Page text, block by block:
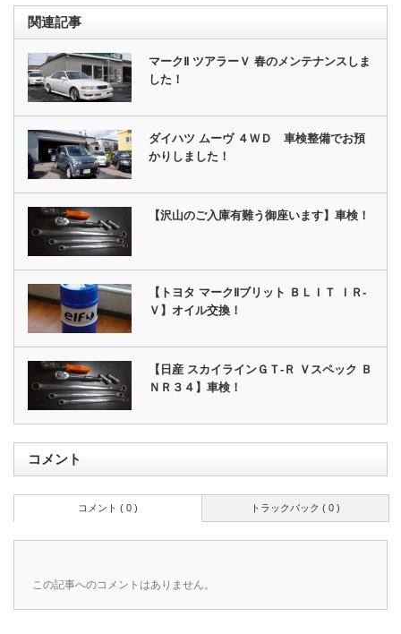
関連記事
マークⅡ ツアラーＶ 春のメンテナンスしま
した！
ダイハツ ムーヴ ４ＷＤ 車検整備でお預
かりしました！
【沢山のご入庫有難う御座います】車検！
【トヨタ マークⅡブリット ＢＬＩＴ ＩＲ‐
Ｖ】オイル交換！
【日産 スカイラインＧＴ‐Ｒ Ｖスペック Ｂ
ＮＲ３４】車検！
コメント
トラックバック ( 0 )
コメント ( 0 )
この記事へのコメントはありません。